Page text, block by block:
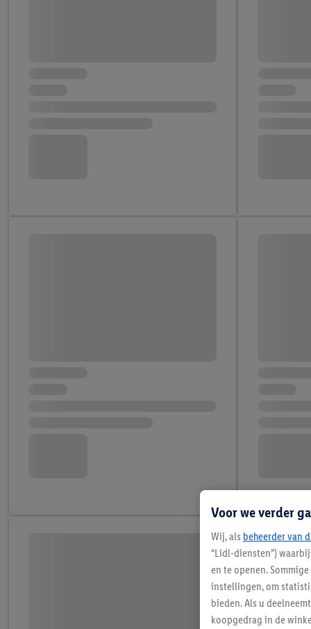
Voor we verder
Wij, als beheerder van
“Lidl-diensten”)
en te openen.
instellingen, om
bieden. Als u
koopgedrag in de